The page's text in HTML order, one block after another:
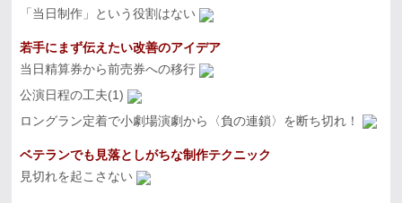
「当日制作」という役割はない
若手にまず伝えたい改善のアイデア
当日精算券から前売券への移行
公演日程の工夫(1)
ロングラン定着で小劇場演劇から〈負の連鎖〉を断ち切れ！
ベテランでも見落としがちな制作テクニック
見切れを起こさない